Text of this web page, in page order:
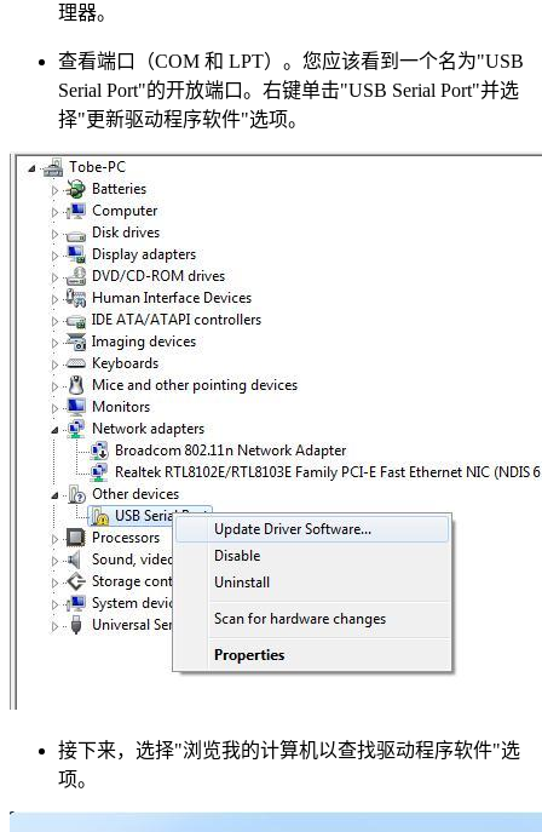
理器。
查看端口（COM 和 LPT）。您应该看到一个名为"USB
Serial Port"的开放端口。右键单击"USB Serial Port"并选
择"更新驱动程序软件"选项。
接下来，选择"浏览我的计算机以查找驱动程序软件"选
项。